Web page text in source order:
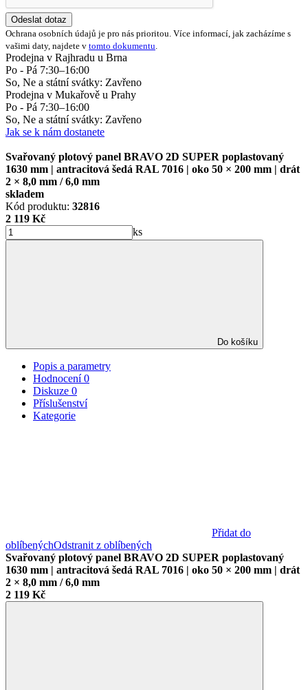
Odeslat dotaz
Ochrana osobních údajů je pro nás prioritou. Více informací, jak zacházíme s
vašimi daty, najdete v tomto dokumentu.
Prodejna v Rajhradu u Brna
Po - Pá 7:30–16:00
So, Ne a státní svátky: Zavřeno
Prodejna v Mukařově u Prahy
Po - Pá 7:30–16:00
So, Ne a státní svátky: Zavřeno
Jak se k nám dostanete
Svařovaný plotový panel BRAVO 2D SUPER poplastovaný
1630 mm | antracitová šedá RAL 7016 | oko 50 × 200 mm | drát
2 × 8,0 mm / 6,0 mm
skladem
Kód produktu: 32816
2 119 Kč
ks
Do košíku
Popis a parametry
Hodnocení0
Diskuze 0
Příslušenství
Kategorie
Přidat do
oblíbenýchOdstranit z oblíbených
Svařovaný plotový panel BRAVO 2D SUPER poplastovaný
1630 mm | antracitová šedá RAL 7016 | oko 50 × 200 mm | drát
2 × 8,0 mm / 6,0 mm
2 119 Kč